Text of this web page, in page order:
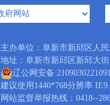
主办单位：阜新市新邱区
地址：阜新市新邱区新邱
辽公网安备
建议使用1440*768分辨率
网站监督举报热线：0418--